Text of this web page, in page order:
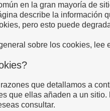
en la gran mayoría de
describe la información
pero esto puede
sobre los cookies,
que detallamos a
que ellas añaden a un
consultar.